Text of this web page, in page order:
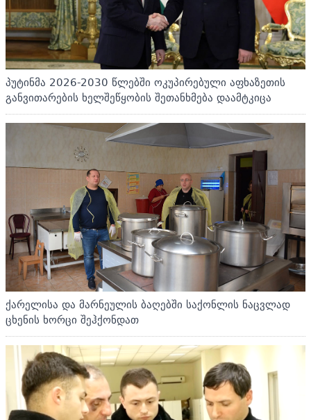
პუტინმა 2026-2030 წლებში ოკუპირებული აფხაზეთის
განვითარების ხელშეწყობის შეთანხმება დაამტკიცა
ქარელისა და მარნეულის ბაღებში საქონლის ნაცვლად
ცხენის ხორცი შეჰქონდათ